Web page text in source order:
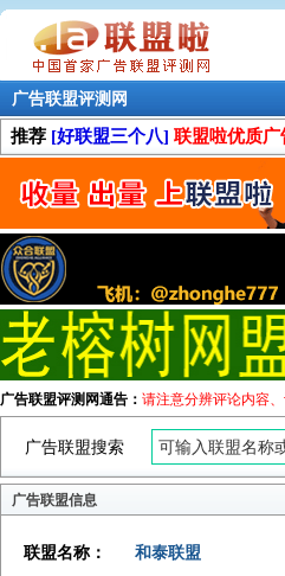
广告联盟评测网
推荐 [好联盟三个八] 联盟啦优质广
广告联盟评测网通告： 请注意分辨评论内容
广告联盟搜索
广告联盟信息
联盟名称：
和泰联盟